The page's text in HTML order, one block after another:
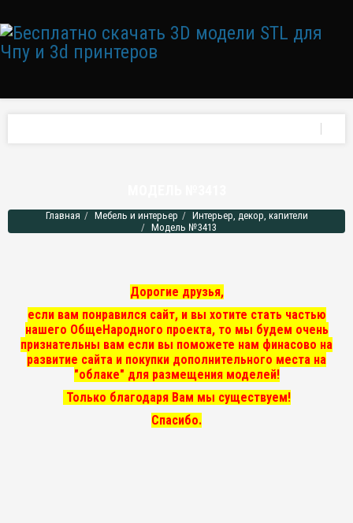
Главная Мебель и интерьер
Интерьер, декор, капители
Модель №3413
Дорогие друзья,
если вам понравился сайт, и вы хотите стать частью
нашего ОбщеНародного проекта, то мы будем очень
признательны вам если вы поможете нам финасово на
развитие сайта и покупки дополнительного места на
"облаке" для размещения моделей!
Только благодаря Вам мы существуем!
Спасибо.